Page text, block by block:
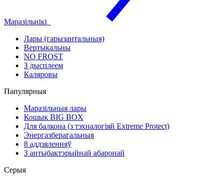
Маразільнікі
Лары (гарызантальныя)
Вертыкальны
NO FROST
З дысплеем
Каляровы
Папулярныя
Маразільныя лары
Кошык BIG BOX
Для балкона (з тэхналогіяй Extreme Protect)
Энергазберагальныя
8 аддзяленняў
З антыбактэрыйнай абаронай
Серыя